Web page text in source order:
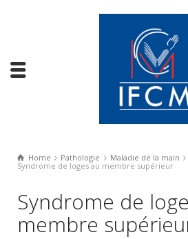
Home Pathologie Maladie de la main
Syndrome de loges au membre supérieur
Syndrome de
membre